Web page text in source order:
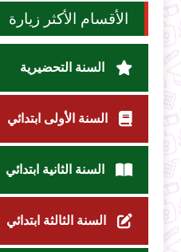
الأقسام الأكثر زيارة
السنة التحضيرية
السنة الأولى ابتدائي
السنة الثانية ابتدائي
السنة الثالثة ابتدائي